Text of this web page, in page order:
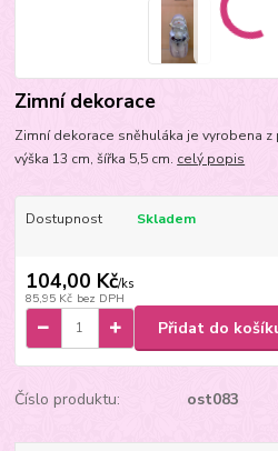
Zimní dekorace
Zimní dekorace sněhuláka je vyrobena z
výška 13 cm, šířka 5,5 cm. celý popis
Dostupnost Skladem
104,00 Kč/ks
85,95 Kč bez DPH
Přidat do
Číslo produktu: ost083